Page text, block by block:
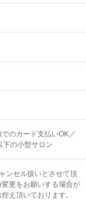
のカード支払いOK／
下の小型サロン
ンセル扱いとさせて頂
更をお願いする場合が
え頂いております。